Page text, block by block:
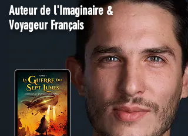
Auteur de l'Imaginaire &
Voyageur Français